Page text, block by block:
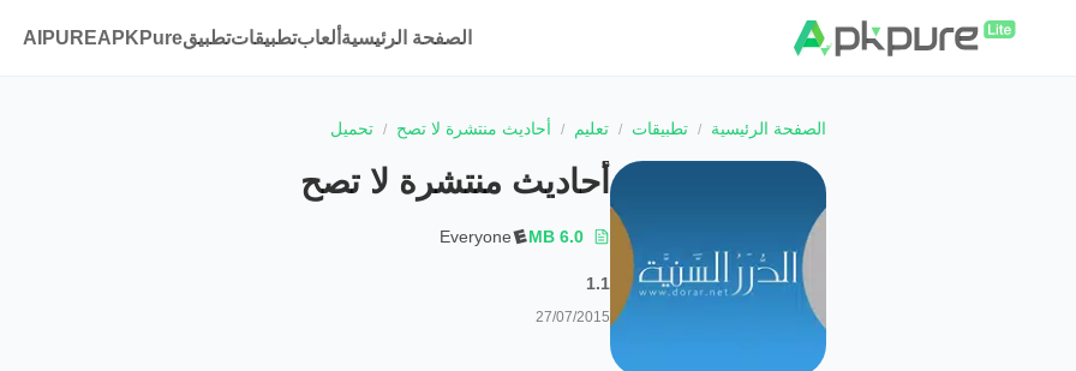
الصفحة الرئيسية ألعابتطبيقاتتطبيقAPKPure AIPURE
الصفحة الرئيسية تطبيقات تعليم أحاديث منتشرة لا تصح تحميل
أحاديث منتشرة لا تصح
6.0 MB
Everyone
1.1
27/07/2015